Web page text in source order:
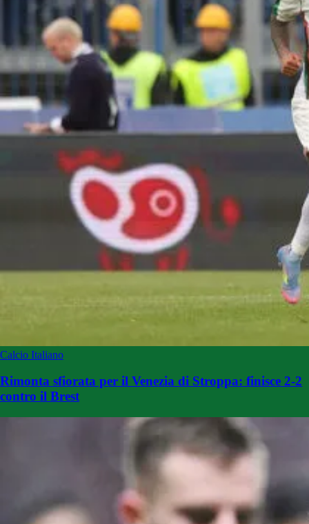
Calcio Italiano
Rimonta sfiorata per il Venezia di Stroppa: finisce 2-2
contro il Brest